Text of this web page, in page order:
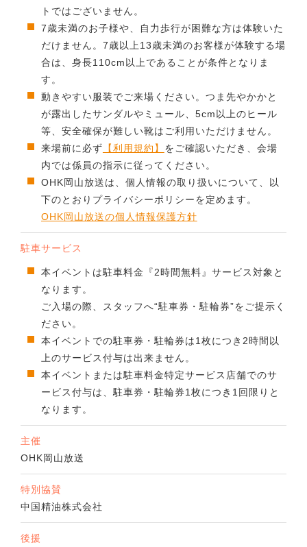
トではございません。
7歳未満のお子様や、自力歩行が困難な方は体験いた
だけません。7歳以上13歳未満のお客様が体験する場
合は、身長110cm以上であることが条件となりま
す。
動きやすい服装でご来場ください。つま先やかかと
が露出したサンダルやミュール、5cm以上のヒール
等、安全確保が難しい靴はご利用いただけません。
来場前に必ず 【利用規約】 をご確認いただき、会場
内では係員の指示に従ってください。
OHK岡山放送は、個人情報の取り扱いについて、以
下のとおりプライバシーポリシーを定めます。
OHK岡山放送の個人情報保護方針
駐車サービス
本イベントは駐車料金『2時間無料』サービス対象と
なります。
ご入場の際、スタッフへ“駐車券・駐輪券”をご提示く
ださい。
本イベントでの駐車券・駐輪券は1枚につき2時間以
上のサービス付与は出来ません。
本イベントまたは駐車料金特定サービス店舗でのサ
ービス付与は、駐車券・駐輪券1枚につき1回限りと
なります。
主催
OHK岡山放送
特別協賛
中国精油株式会社
後援